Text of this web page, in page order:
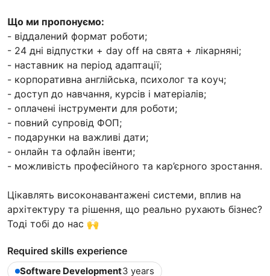
Що ми пропонуємо:
- віддалений формат роботи;
- 24 дні відпустки + day off на свята + лікарняні;
- наставник на період адаптації;
- корпоративна англійська, психолог та коуч;
- доступ до навчання, курсів і матеріалів;
- оплачені інструменти для роботи;
- повний супровід ФОП;
- подарунки на важливі дати;
- онлайн та офлайн івенти;
- можливість професійного та кар’єрного зростання.
Цікавлять високонавантажені системи, вплив на
архітектуру та рішення, що реально рухають бізнес?
Тоді тобі до нас 🙌
Required skills experience
Software Development3 years